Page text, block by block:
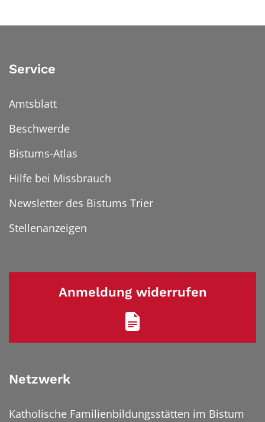
Service
Amtsblatt
Beschwerde
Bistums-Atlas
Hilfe bei Missbrauch
Newsletter des Bistums Trier
Stellenanzeigen
Anmeldung widerrufen
Netzwerk
Katholische Familienbildungsstätten im Bistum